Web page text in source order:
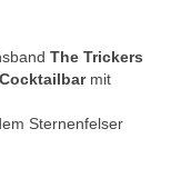
The Trickers
Cocktailbarmit
Sternenfelser